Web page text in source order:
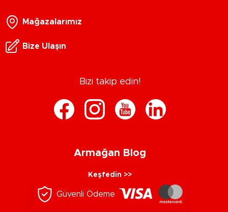
Mağazalarımız
Bize Ulaşın
Bizi takip edin!
Armağan Blog
Keşfedin >>
Güvenli Ödeme